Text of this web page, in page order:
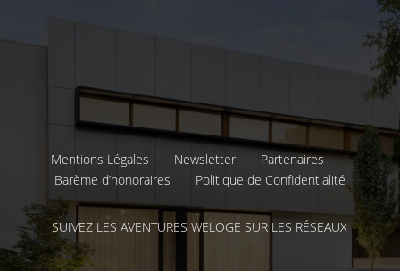
Mentions Légales Newsletter
Partenaires
Barème d’honoraires
Politique de Confidentialité
SUIVEZ LES AVENTURES WELOGE SUR LES RÉSEAUX